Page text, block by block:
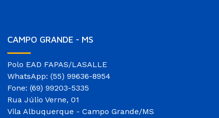
CAMPO GRANDE - MS
Polo EAD FAPAS/LASALLE
WhatsApp: (55) 99636-8954
Fone: (69) 99203-5335
Rua Júlio Verne, 01
Vila Albuquerque - Campo Grande/MS